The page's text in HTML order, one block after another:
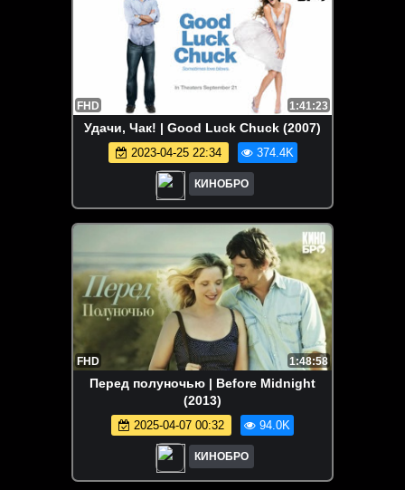
FHD 1:41:23
Удачи, Чак! | Good Luck Chuck (2007)
2023-04-25 22:34 374.4K
КИНОБРО
FHD 1:48:58
Перед полуночью | Before Midnight
(2013)
2025-04-07 00:32 94.0K
КИНОБРО